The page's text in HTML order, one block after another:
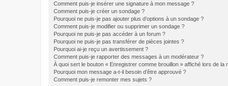
Comment puis-je insérer une signature à mon message ?
Comment puis-je créer un sondage ?
Pourquoi ne puis-je pas ajouter plus d’options à un sondage ?
Comment puis-je modifier ou supprimer un sondage ?
Pourquoi ne puis-je pas accéder à un forum ?
Pourquoi ne puis-je pas transférer de pièces jointes ?
Pourquoi ai-je reçu un avertissement ?
Comment puis-je rapporter des messages à un modérateur ?
À quoi sert le bouton « Enregistrer comme brouillon » affiché lors de la
Pourquoi mon message a-t-il besoin d’être approuvé ?
Comment puis-je remonter mes sujets ?